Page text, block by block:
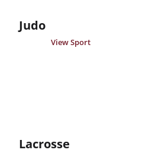
Judo
View Sport
Lacrosse